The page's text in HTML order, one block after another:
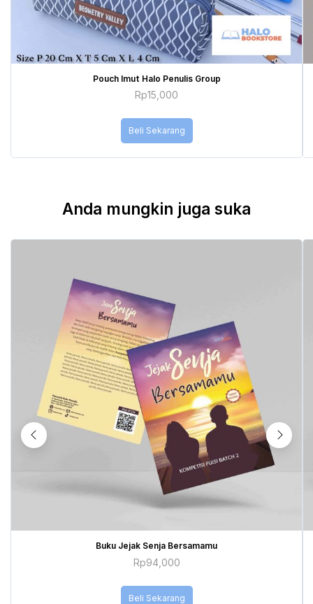
Pouch Imut Halo Penulis Group
Rp15,000
Beli Sekarang
Anda mungkin juga suka
Buku Jejak Senja Bersamamu
Rp94,000
Beli Sekarang